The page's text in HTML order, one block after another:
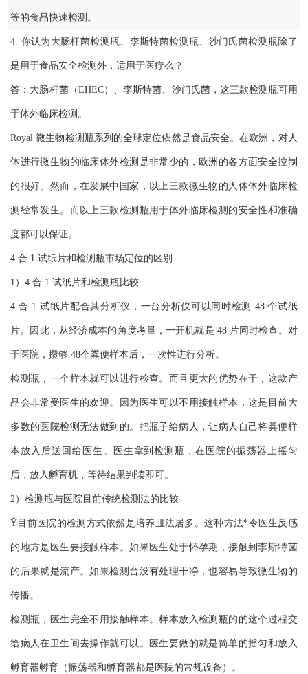
等的食品快速检测。
4. 你认为大肠杆菌检测瓶、李斯特菌检测瓶、沙门氏菌检测瓶除了
是用于食品安全检测外，适用于医疗么？
答：大肠杆菌（EHEC）、李斯特菌、沙门氏菌，这三款检测瓶可用
于体外临床检测。
Royal 微生物检测瓶系列的全球定位依然是食品安全。在欧洲，对人
体进行微生物的临床体外检测是非常少的，欧洲的各方面安全控制
的很好。然而，在发展中国家，以上三款微生物的人体体外临床检
测经常发生。而以上三款检测瓶用于体外临床检测的安全性和准确
度都可以保证。
4 合 1 试纸片和检测瓶市场定位的区别
1）4 合 1 试纸片和检测瓶比较
4 合 1 试纸片配合其分析仪，一台分析仪可以同时检测 48 个试纸
片。因此，从经济成本的角度考量，一开机就是 48 片同时检查。对
于医院，攒够 48个粪便样本后，一次性进行分析。
检测瓶，一个样本就可以进行检查。而且更大的优势在于，这款产
品会非常受医生的欢迎。因为医生可以不用接触样本，这是目前大
多数的医院检测无法做到的。把瓶子给病人，让病人自己将粪便样
本放入后送回给医生。医生拿到检测瓶，在医院的振荡器上摇匀
后，放入孵育机，等待结果判读即可。
2）检测瓶与医院目前传统检测法的比较
Ÿ目前医院的检测方式依然是培养皿法居多。这种方法*令医生反感
的地方是医生要接触样本。如果医生处于怀孕期，接触到李斯特菌
的后果就是流产。如果检测台没有处理干净，也容易导致微生物的
传播。
检测瓶，医生完全不用接触样本。样本放入检测瓶的的这个过程交
给病人在卫生间去操作就可以。医生要做的就是简单的摇匀和放入
孵育器孵育（振荡器和孵育器都是医院的常规设备）。